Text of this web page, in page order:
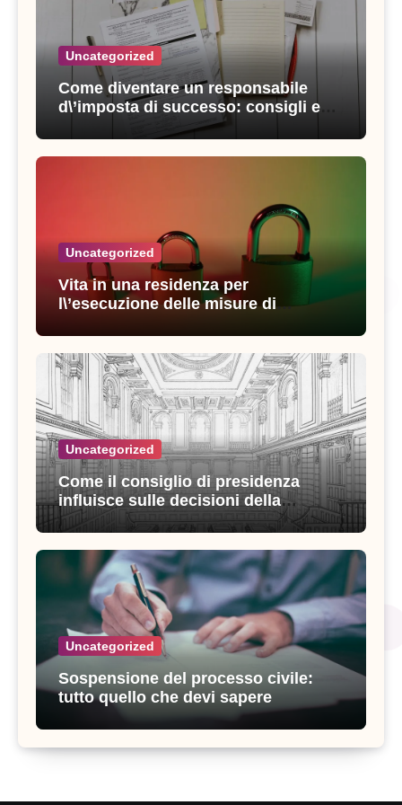
Uncategorized
Come diventare un responsabile
d\’imposta di successo: consigli e
strategie vincenti
Uncategorized
Vita in una residenza per
l\’esecuzione delle misure di
Uncategorized
Come il consiglio di presidenza
influisce sulle decisioni della
giustizia amministrativa
Uncategorized
Sospensione del processo civile:
tutto quello che devi sapere